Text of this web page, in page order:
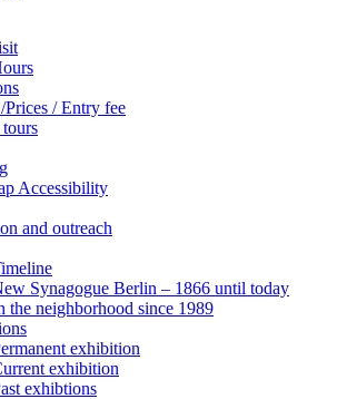
Prices / Entry fee
Accessibility
and outreach
Synagogue Berlin – 1866 until today
the neighborhood since 1989
exhibition
exhibition
exhibtions